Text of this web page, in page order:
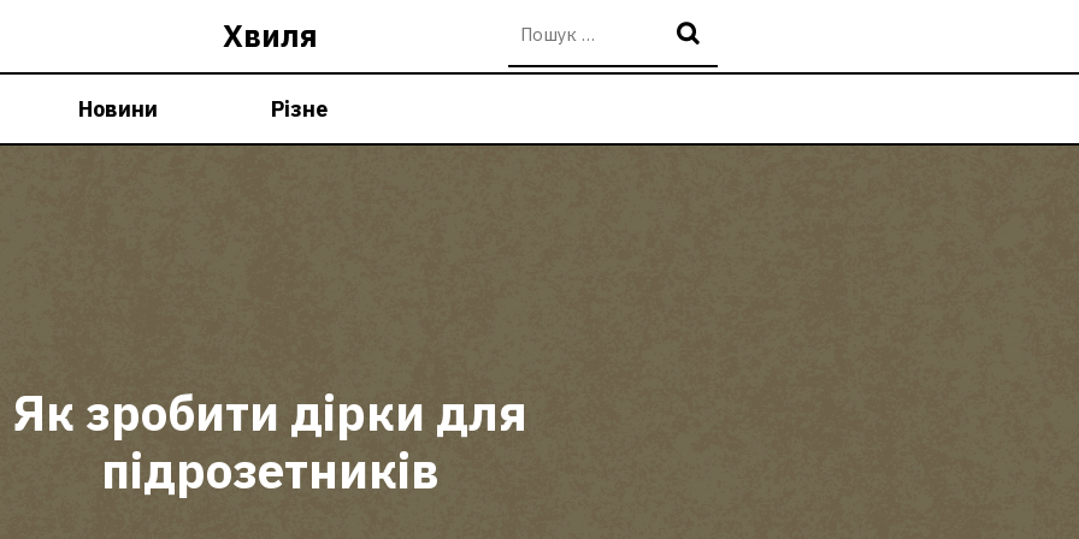
Хвиля
Новини Різне
Як зробити дірки для
підрозетників